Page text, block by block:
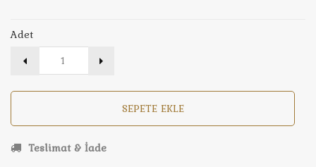
Adet
SEPETE EKLE
Teslimat & İade